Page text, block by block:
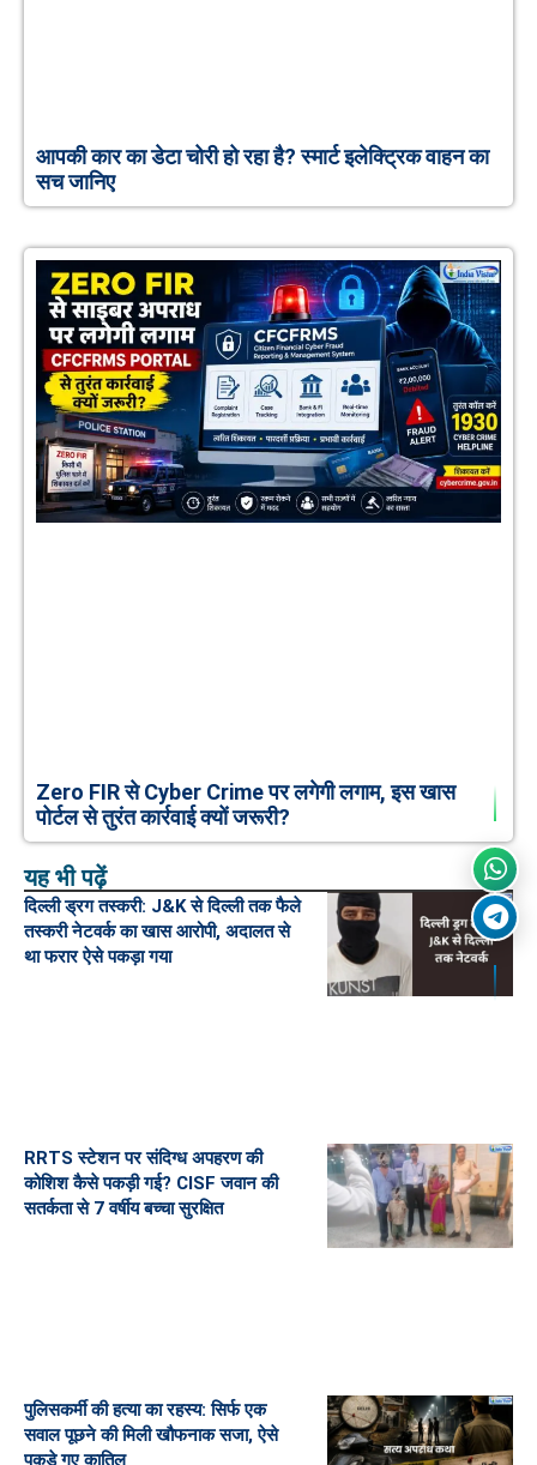
आपकी कार का डेटा चोरी हो रहा है? स्मार्ट इलेक्ट्रिक वाहन का
सच जानिए
Zero FIR से Cyber Crime पर लगेगी लगाम, इस खास
पोर्टल से तुरंत कार्रवाई क्यों जरूरी?
यह भी पढ़ें
दिल्ली ड्रग तस्करी: J&K से दिल्ली तक फैले
तस्करी नेटवर्क का खास आरोपी, अदालत से
था फरार ऐसे पकड़ा गया
RRTS स्टेशन पर संदिग्ध अपहरण की
कोशिश कैसे पकड़ी गई? CISF जवान की
सतर्कता से 7 वर्षीय बच्चा सुरक्षित
पुलिसकर्मी की हत्या का रहस्य: सिर्फ एक
सवाल पूछने की मिली खौफनाक सजा, ऐसे
पकड़े गए कातिल